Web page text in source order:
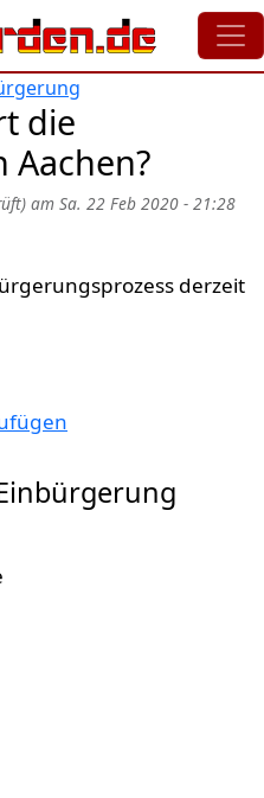
die
am Sa. 22 Feb 2020 - 21:28
derzeit